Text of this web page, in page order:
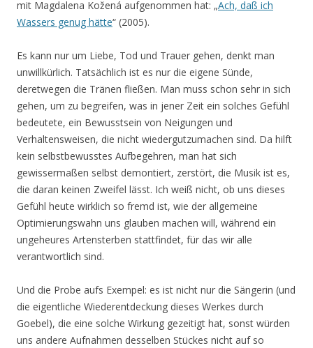
mit Magdalena Kožená aufgenommen hat: „Ach, daß ich
Wassers genug hätte“ (2005).
Es kann nur um Liebe, Tod und Trauer gehen, denkt man
unwillkürlich. Tatsächlich ist es nur die eigene Sünde,
deretwegen die Tränen fließen. Man muss schon sehr in sich
gehen, um zu begreifen, was in jener Zeit ein solches Gefühl
bedeutete, ein Bewusstsein von Neigungen und
Verhaltensweisen, die nicht wiedergutzumachen sind. Da hilft
kein selbstbewusstes Aufbegehren, man hat sich
gewissermaßen selbst demontiert, zerstört, die Musik ist es,
die daran keinen Zweifel lässt. Ich weiß nicht, ob uns dieses
Gefühl heute wirklich so fremd ist, wie der allgemeine
Optimierungswahn uns glauben machen will, während ein
ungeheures Artensterben stattfindet, für das wir alle
verantwortlich sind.
Und die Probe aufs Exempel: es ist nicht nur die Sängerin (und
die eigentliche Wiederentdeckung dieses Werkes durch
Goebel), die eine solche Wirkung gezeitigt hat, sonst würden
uns andere Aufnahmen desselben Stückes nicht auf so